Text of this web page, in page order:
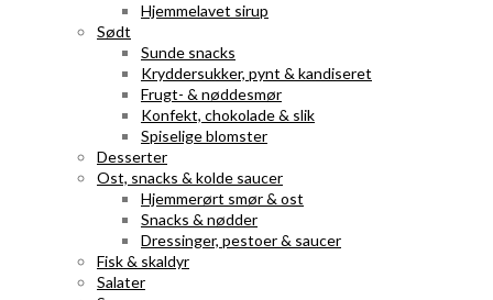
Hjemmelavet sirup
Sødt
Sunde snacks
Kryddersukker, pynt & kandiseret
Frugt- & nøddesmør
Konfekt, chokolade & slik
Spiselige blomster
Desserter
Ost, snacks & kolde saucer
Hjemmerørt smør & ost
Snacks & nødder
Dressinger, pestoer & saucer
Fisk & skaldyr
Salater